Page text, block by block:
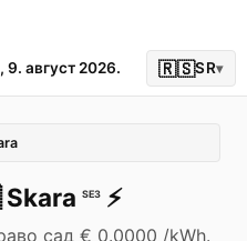
август 2026. 🇷🇸SR▾
Skara SE3 ⚡️
сад € 0.0000 /kWh.